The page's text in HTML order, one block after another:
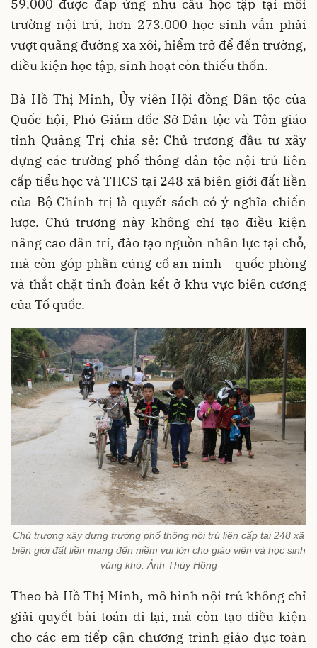
59.000 được đáp ứng nhu cầu học tập tại môi
trường nội trú, hơn 273.000 học sinh vẫn phải
vượt quãng đường xa xôi, hiểm trở để đến trường,
điều kiện học tập, sinh hoạt còn thiếu thốn.
Bà Hồ Thị Minh, Ủy viên Hội đồng Dân tộc của
Quốc hội, Phó Giám đốc Sở Dân tộc và Tôn giáo
tỉnh Quảng Trị chia sẻ: Chủ trương đầu tư xây
dựng các trường phổ thông dân tộc nội trú liên
cấp tiểu học và THCS tại 248 xã biên giới đất liền
của Bộ Chính trị là quyết sách có ý nghĩa chiến
lược. Chủ trương này không chỉ tạo điều kiện
nâng cao dân trí, đào tạo nguồn nhân lực tại chỗ,
mà còn góp phần củng cố an ninh - quốc phòng
và thắt chặt tình đoàn kết ở khu vực biên cương
của Tổ quốc.
Chủ trương xây dựng trường phổ thông nội trú liên cấp tại 248 xã
biên giới đất liền mang đến niềm vui lớn cho giáo viên và học sinh
vùng khó. Ảnh Thúy Hồng
Theo bà Hồ Thị Minh, mô hình nội trú không chỉ
giải quyết bài toán đi lại, mà còn tạo điều kiện
cho các em tiếp cận chương trình giáo dục toàn